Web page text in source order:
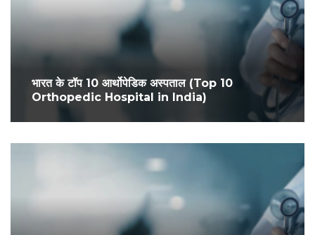
भारत के टॉप 10 आर्थोपेडिक अस्पताल (Top 10
Orthopedic Hospital in India)